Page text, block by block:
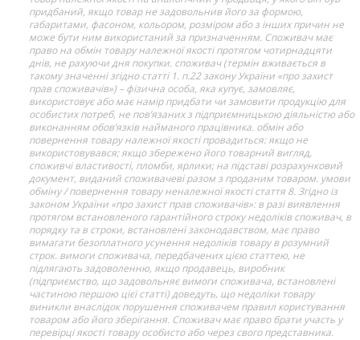
придбаний, якщо товар не задовольнив його за формою,
габаритами, фасоном, кольором, розміром або з інших причин не
може бути ним використаний за призначенням. Споживач має
право на обмін товару належної якості протягом чотирнадцяти
днів, не рахуючи дня покупки. споживач (термін вживається в
такому значенні згідно статті 1. п.22 закону України «про захист
прав споживачів») – фізична особа, яка купує, замовляє,
використовує або має намір придбати чи замовити продукцію для
особистих потреб, не пов’язаних з підприємницькою діяльністю або
виконанням обов’язків найманого працівника. обмін або
повернення товару належної якості провадиться: якщо не
використовувався; якщо збережено його товарний вигляд,
споживчі властивості, пломби, ярлики; на підставі розрахунковий
документ, виданий споживачеві разом з проданим товаром. умови
обміну / повернення товару неналежної якості стаття 8. Згідно із
законом України «про захист прав споживачів»: в разі виявлення
протягом встановленого гарантійного строку недоліків споживач, в
порядку та в строки, встановлені законодавством, має право
вимагати безоплатного усунення недоліків товару в розумний
строк. вимоги споживача, передбачених цією статтею, не
підлягають задоволенню, якщо продавець, виробник
(підприємство, що задовольняє вимоги споживача, встановлені
частиною першою цієї статті) доведуть, що недоліки товару
виникли внаслідок порушення споживачем правил користування
товаром або його зберігання. Споживач має право брати участь у
перевірці якості товару особисто або через свого представника.